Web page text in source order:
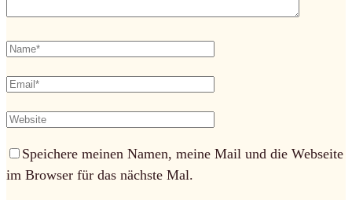
Speichere meinen Namen, meine Mail und die Webseite
im Browser für das nächste Mal.